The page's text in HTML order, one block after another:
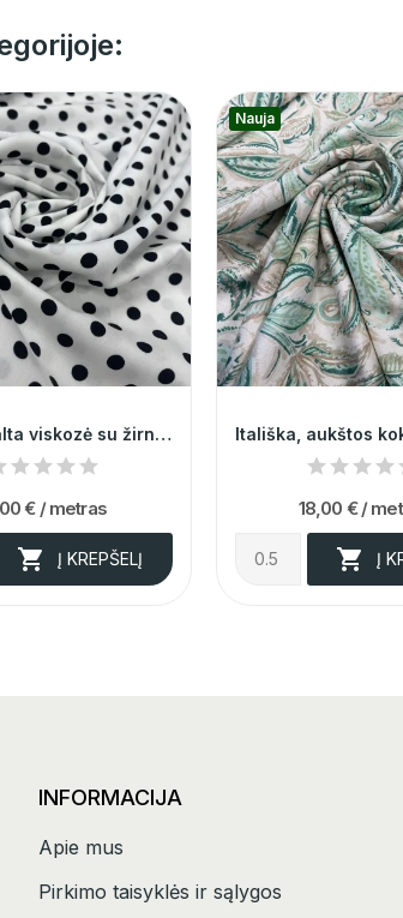
Itališka balta viskozė su žirniukais 014690
€ / metras
 Į KREPŠELĮ
Nauja
18,00 € /
 Į
INFORMACIJA
Apie mus
Pirkimo taisyklės ir sąlygos